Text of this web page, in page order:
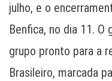
julho, e o
Benfica, no dia 11.
grupo pronto para a
Brasileiro, marcada